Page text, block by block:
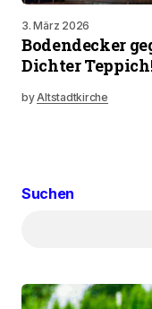
3. März 2026
Bodendecker
Dichter
byAltstadtkirche
Suchen